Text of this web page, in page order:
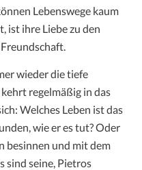
Lebenswege kaum
ist ihre Liebe zu den
wieder die tiefe
regelmäßig in das
Welches Leben ist das
wie er es tut? Oder
besinnen und mit dem
sind seine, Pietros